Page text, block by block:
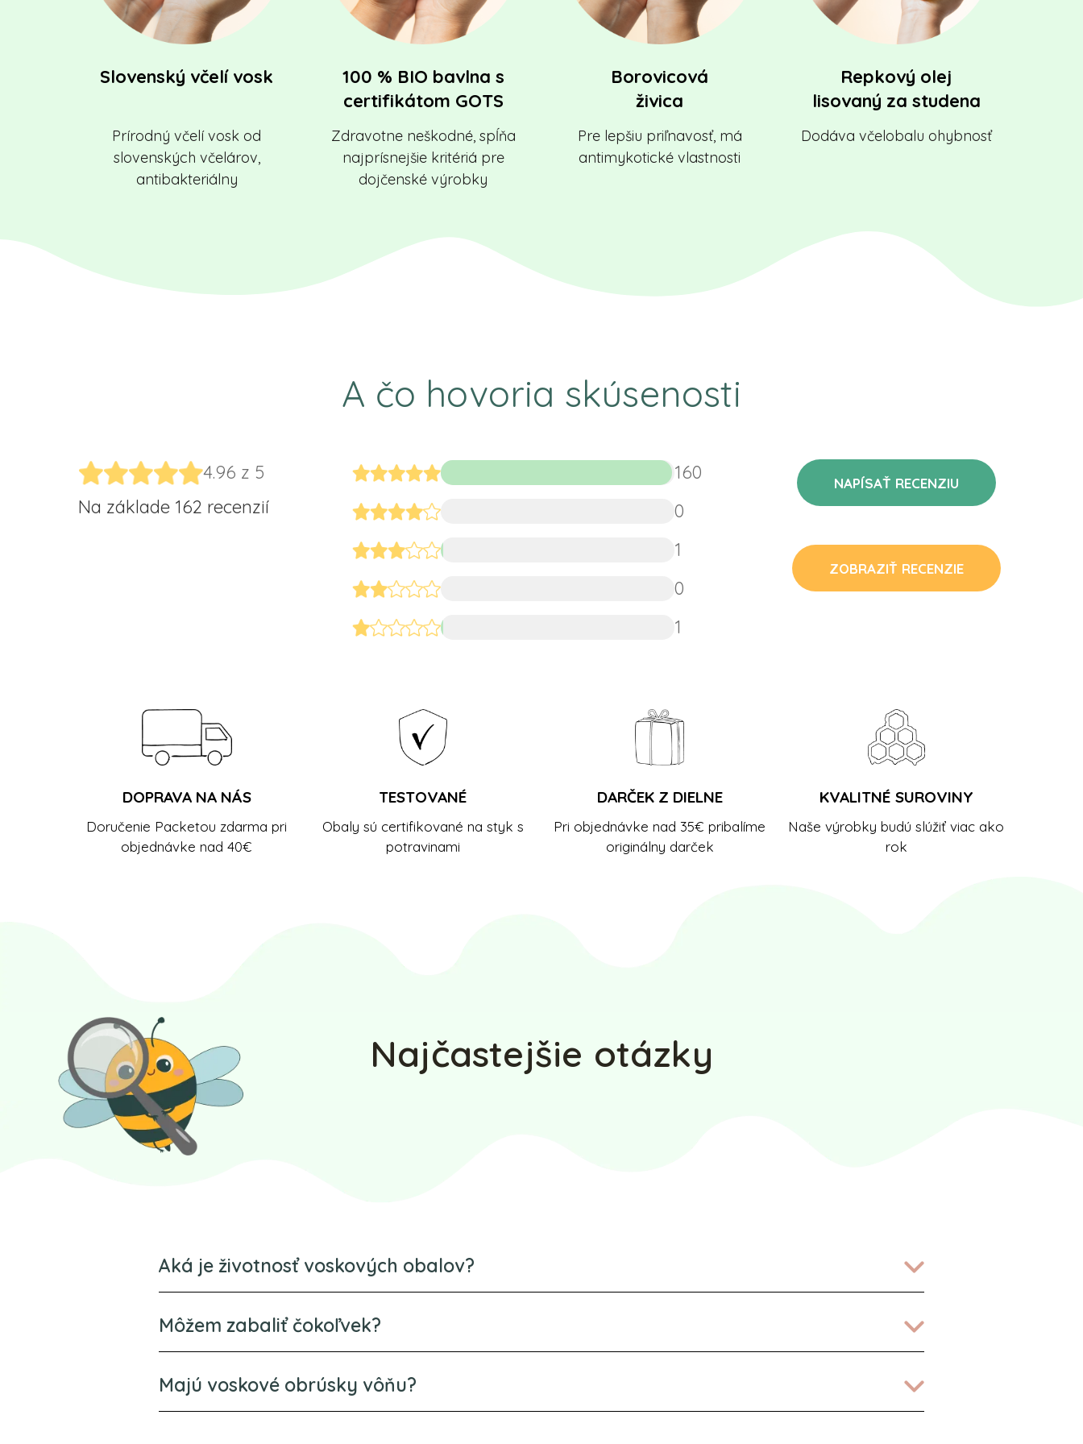
Slovenský včelí vosk
Prírodný včelí vosk od
slovenských včelárov,
antibakteriálny
100 % BIO bavlna s
certifikátom GOTS
Zdravotne neškodné, spĺňa
najprísnejšie kritériá pre
dojčenské výrobky
Borovicová
živica
Pre lepšiu priľnavosť, má
antimykotické vlastnosti
Repkový olej
lisovaný za studena
Dodáva včelobalu ohybnosť
A čo hovoria skúsenosti
4.96 z 5
Na základe 162 recenzií
160
0
1
0
1
NAPÍSAŤ RECENZIU
ZOBRAZIŤ RECENZIE
DOPRAVA NA NÁS
Doručenie Packetou zdarma pri
objednávke nad 40€
TESTOVANÉ
Obaly sú certifikované na styk s
potravinami
DARČEK Z DIELNE
Pri objednávke nad 35€ pribalíme
originálny darček
KVALITNÉ SUROVINY
Naše výrobky budú slúžiť viac ako
rok
Najčastejšie otázky
Aká je životnosť voskových obalov?
Môžem zabaliť čokoľvek?
Majú voskové obrúsky vôňu?